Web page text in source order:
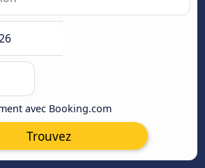
avec Booking.com
Trouvez